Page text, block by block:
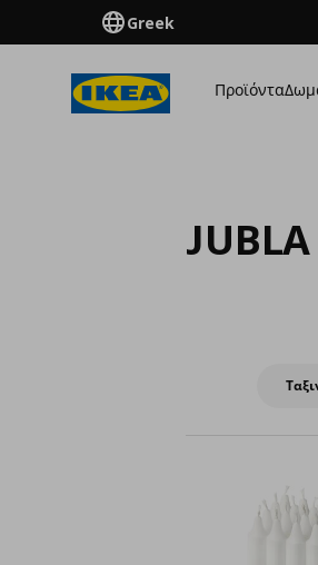
Greek
Προϊόντα
JUBLA